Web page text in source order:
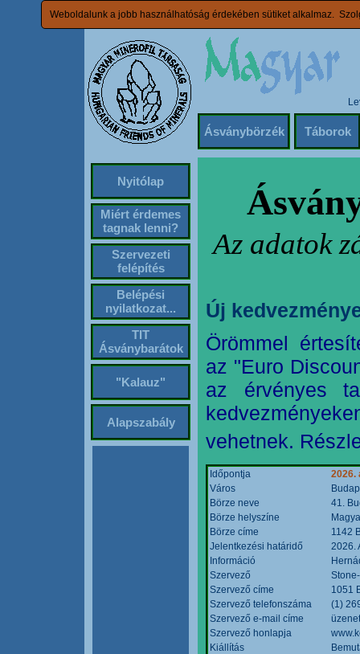
Weboldalunk a jobb használhatóság érdekében sütiket alkalmaz.
Ásványbörzék Táborok
Nyitólap
Miért érdemes
tagnak lenni?
Szervezeti
felépítés
Belépési
nyilatkozat...
TIT
Ásványbarátok
"Kalauz"
Alapszabály
Az adatok
Új
Örömmel
az "Euro
az érvényes
vehetnek.
Időpontja
2026.
Város
Börze neve
41.
Börze helyszíne
Börze címe
1142
Jelentkezési határidő
2026.
Információ
Szervező
Szervező címe
1051
Szervező telefonszáma
(1)
Szervező e-mail címe
Szervező honlapja
Kiállítás